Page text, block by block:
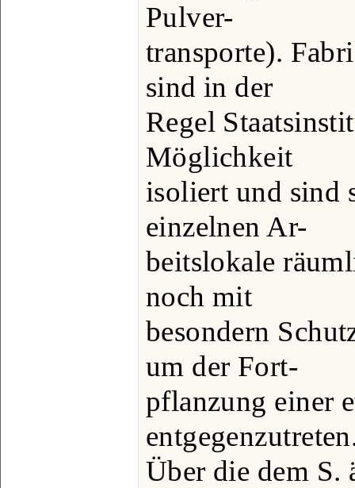
Pulver-
transporte).
sind in der
Regel
Möglichkeit
isoliert und sind
einzelnen Ar-
beitslokale
noch mit
besondern
um der Fort-
pflanzung einer
Über die dem S.